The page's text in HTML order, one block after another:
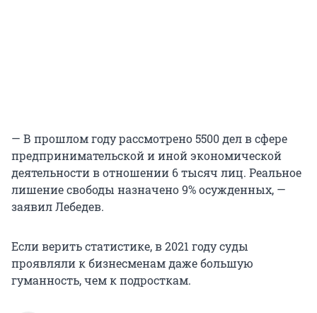
— В прошлом году рассмотрено 5500 дел в сфере
предпринимательской и иной экономической
деятельности в отношении 6 тысяч лиц. Реальное
лишение свободы назначено 9% осужденных, —
заявил Лебедев.
Если верить статистике, в 2021 году суды
проявляли к бизнесменам даже большую
гуманность, чем к подросткам.